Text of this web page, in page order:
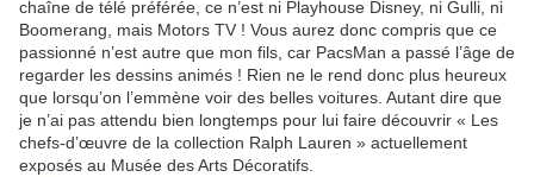
chaîne de télé préférée, ce n’est ni Playhouse Disney, ni Gulli, ni
Boomerang, mais Motors TV ! Vous aurez donc compris que ce
passionné n’est autre que mon fils, car PacsMan a passé l’âge de
regarder les dessins animés ! Rien ne le rend donc plus heureux
que lorsqu’on l’emmène voir des belles voitures. Autant dire que
je n’ai pas attendu bien longtemps pour lui faire découvrir « Les
chefs-d’œuvre de la collection Ralph Lauren » actuellement
exposés au Musée des Arts Décoratifs.